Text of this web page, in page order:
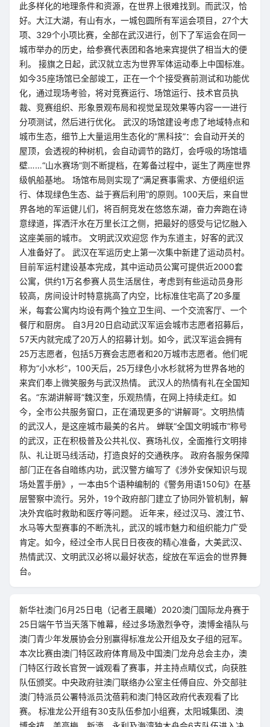
此多样化的地理条件和资源，在世界上很难找到。而武汉，恰
好。大江大湖，有山有水，一城包圆所有军运会项目，27个大
项、329个小项比赛，全部在武汉进行，创下了军运会在同一
城市举办的历史，给参赛代表团和各地来宾提供了相当大的便
利。 接旗之日起，武汉就立志为世界军体运动奉上中国标准。
如今35座场馆已全部竣工，正在一个个接受赛前测试和功能优
化，通过现场考验，将对竞赛运行、场馆运行、技术官员执
裁、竞赛组织、形象景观布局和视觉呈现效果等内容一一进行
分项测试，然后进行优化。 武汉的场馆建设考虑了地域特点和
城市生态，细节上大量运用生态化的“黑科技”：会自动开关的
屋顶，会透视的种树机，会自动调节的路灯，会呼吸的场馆墙
壁……“山水赛场”则不断提档，在筹备过程中，诞生了两座世界
级帆船基地。 场馆布局则实现了“满足赛事需求、方便组织运
行、体现绿色生态、益于赛后利用”的原则。100天后，来自世
界各地的军运健儿们，将百舸竞发在悠悠东湖，奋力奔跑在诗
意绿道，挥洒汗水在万里长江之侧，把最好的感受与记忆融入
这座美丽的城市。 文明武汉欢迎您 作为东道主，好客的武汉
人准备好了。 武汉在军运历史上第一次集中新建了运动员村。
目前军运村建设基本完成，其中运动员公寓可提供近2000套
公寓，供约1万名参赛人员生活居住，考虑到有些运动员身形
较高，房间设计时特意挑高了内空，比标准住宅高了20多厘
米，每套公寓内均设有两个独立卫生间、一个交流客厅、一个
餐厅和厨房。 自3月20日启动武汉军运会城市志愿者招募后，
57天内就完成了20万人的招募计划。如今，武汉军运会拥有
25万志愿者，包括5万赛会志愿者和20万城市志愿者。他们呢
称为“小水杉”，100天后，25万绿色小水杉就将为世界各地的
来宾们奉上微笑服务与武汉热情。 武汉人的热情有礼在全国知
名。“东湖讲解哥”魏汉奎，乐观热情，在网上持续走红。如
今，全市公共服务窗口，正在涌现更多的“讲解哥”。文明热情
的武汉人，是这座城市最美的名片。 蝉联“全国文明城市”称号
的武汉，正在积极普及公共礼仪、赛场礼仪，全面推行文明排
队、礼让斑马线活动，打造良好的交通秩序。 政府各服务保障
部门正在各自暗练内功，武汉警方编写了《涉外安保知识与现
场处置手册》，一本由5个语种编制的《警务用语150句》在基
层警察中流行。另外，19个政府部门建立了协同外管机制，解
决外宾临时救助和医疗等问题。 近年来，经过汉马、渡江节、
水马等大型赛事的不断洗礼，武汉的城市魅力和组织能力广受
肯定。如今，经过全市人民日日夜夜的精心准备，大美武汉、
热情武汉、文明武汉必将以最好状态，绽放在军运会的世界舞
台。
新华社澳门6月25日电（记者王晨曦）2020澳门国际龙舟赛于
25日端午节当天落下帷幕，经过多场激烈争夺，澳博金禧队与
澳门青少年发展协会分别赢得标准龙公开组及女子组的冠军。
本次比赛由澳门特区政府体育局及中国澳门龙舟总会主办，澳
门特区行政长官贺一诚观看了赛事，并主持点睛仪式，向获胜
队伍颁奖。中央政府驻澳门联络办公室主任傅自应、外交部驻
澳门特派员公署特派员沈蓓莉和澳门特区政府代表观看了比
赛。 标准龙公开组有30支队伍参加小组赛，太阳城集团、澳